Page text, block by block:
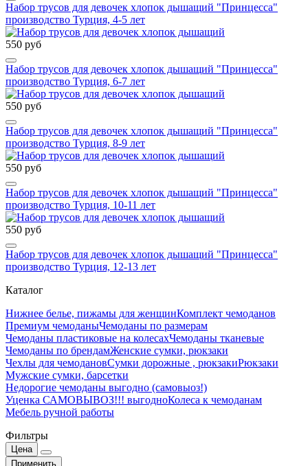
Набор трусов для девочек хлопок дышащий "Принцесса"
производство Турция, 4-5 лет
550 руб
Набор трусов для девочек хлопок дышащий "Принцесса"
производство Турция, 6-7 лет
550 руб
Набор трусов для девочек хлопок дышащий "Принцесса"
производство Турция, 8-9 лет
550 руб
Набор трусов для девочек хлопок дышащий "Принцесса"
производство Турция, 10-11 лет
550 руб
Набор трусов для девочек хлопок дышащий "Принцесса"
производство Турция, 12-13 лет
Каталог
Нижнее белье, пижамы для женщинКомплект чемоданов
Премиум чемоданыЧемоданы по размерам
Чемоданы пластиковые на колесахЧемоданы тканевые
Чемоданы по брендамЖенские сумки, рюкзаки
Чехлы для чемодановСумки дорожные , рюкзакиРюкзаки
Мужские сумки, барсетки
Недорогие чемоданы выгодно (самовыоз!)
Уценка САМОВЫВОЗ!!! выгодноКолеса к чемоданам
Мебель ручной работы
Фильтры
Цена
Применить